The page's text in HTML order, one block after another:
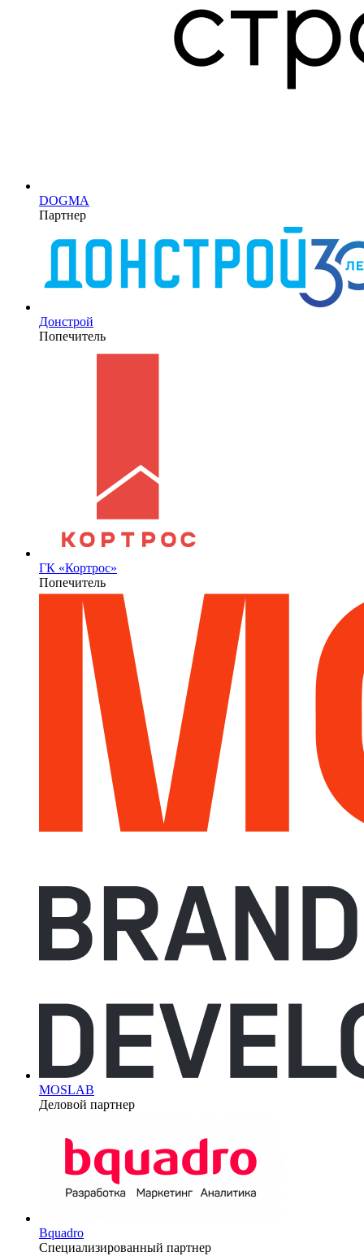
DOGMA
Партнер
Донстрой
Попечитель
ГК «Кортрос»
Попечитель
MOSLAB
Деловой партнер
Bquadro
Специализированный партнер